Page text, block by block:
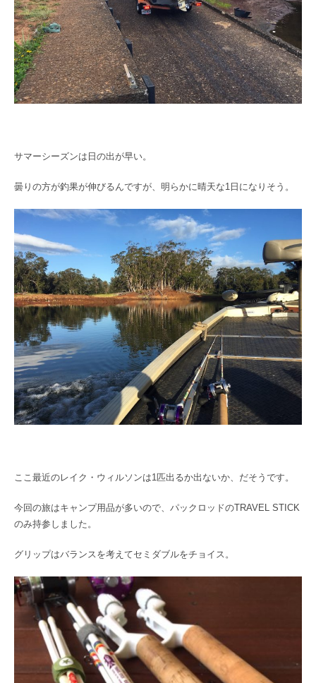
サマーシーズンは日の出が早い。
曇りの方が釣果が伸びるんですが、明らかに晴天な1日になりそう。
ここ最近のレイク・ウィルソンは1匹出るか出ないか、だそうです。
今回の旅はキャンプ用品が多いので、パックロッドのTRAVEL STICK
のみ持参しました。
グリップはバランスを考えてセミダブルをチョイス。